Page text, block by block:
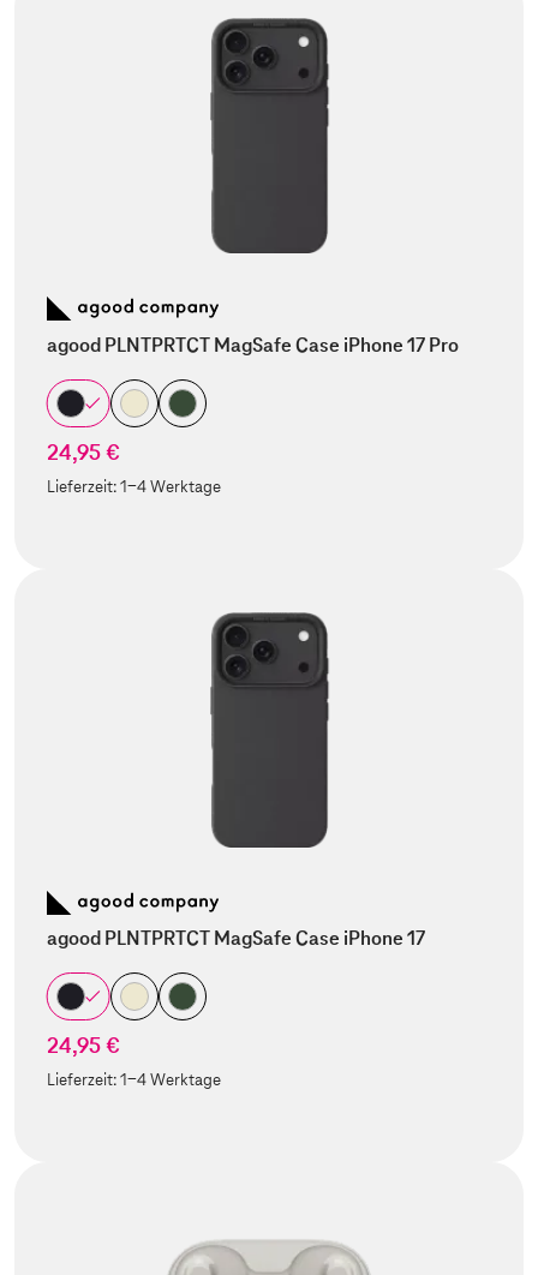
agood PLNTPRTCT MagSafe Case iPhone 17 Pro
24,95 €
Lieferzeit:1-4 Werktage
agood PLNTPRTCT MagSafe Case iPhone 17
24,95 €
Lieferzeit:1-4 Werktage